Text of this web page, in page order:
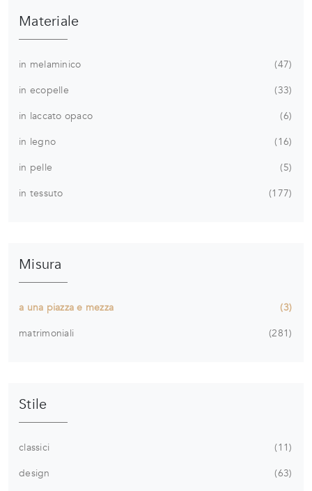
Materiale
in melaminico
47
in ecopelle
33
in laccato opaco
6
in legno
16
in pelle
5
in tessuto
177
Misura
a una piazza e mezza
3
matrimoniali
281
Stile
classici
11
design
63